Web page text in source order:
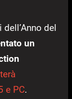
del
un
e PC.